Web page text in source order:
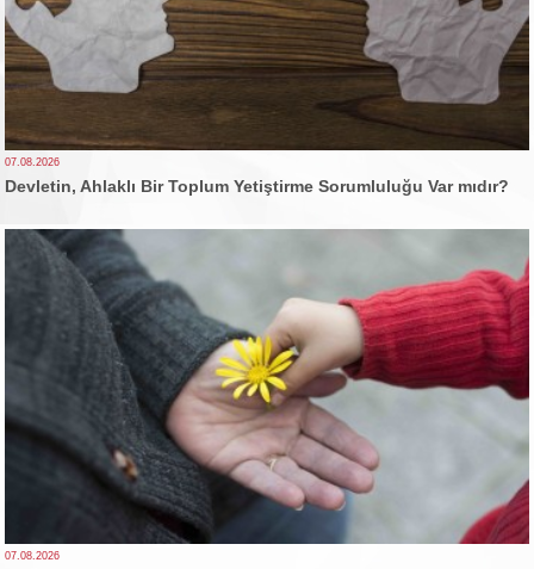
07.08.2026
Devletin, Ahlaklı Bir Toplum Yetiştirme Sorumluluğu Var mıdır?
07.08.2026